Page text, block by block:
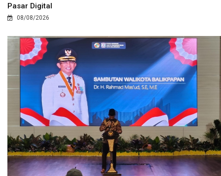
Pasar Digital
08/08/2026